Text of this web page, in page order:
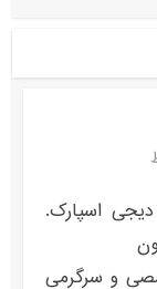
اسپارک.
و سرگرمی